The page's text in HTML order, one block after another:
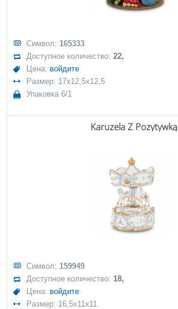
Символ: 165333
Доступное количество:22,
Цена: войдите
Размер: 17x12,5x12,5
Упаковка 6/1
Karuzela Z Pozytywką
Символ: 159949
Доступное количество:18,
Цена: войдите
Размер: 16,5x11x11